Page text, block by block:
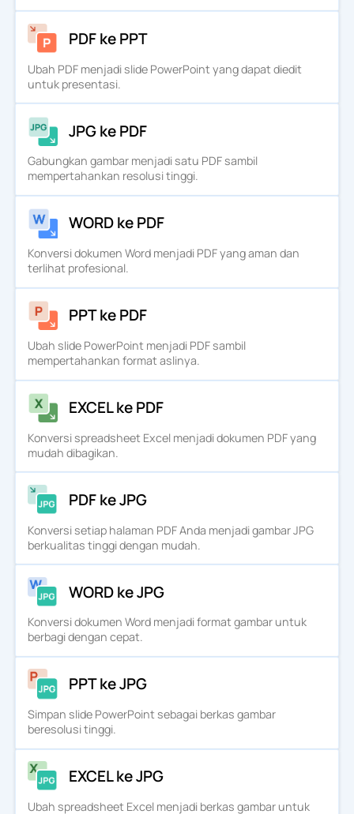
PDF ke PPT
Ubah PDF menjadi slide PowerPoint yang dapat diedit
untuk presentasi.
JPG ke PDF
Gabungkan gambar menjadi satu PDF sambil
mempertahankan resolusi tinggi.
WORD ke PDF
Konversi dokumen Word menjadi PDF yang aman dan
terlihat profesional.
PPT ke PDF
Ubah slide PowerPoint menjadi PDF sambil
mempertahankan format aslinya.
EXCEL ke PDF
Konversi spreadsheet Excel menjadi dokumen PDF yang
mudah dibagikan.
PDF ke JPG
Konversi setiap halaman PDF Anda menjadi gambar JPG
berkualitas tinggi dengan mudah.
WORD ke JPG
Konversi dokumen Word menjadi format gambar untuk
berbagi dengan cepat.
PPT ke JPG
Simpan slide PowerPoint sebagai berkas gambar
beresolusi tinggi.
EXCEL ke JPG
Ubah spreadsheet Excel menjadi berkas gambar untuk